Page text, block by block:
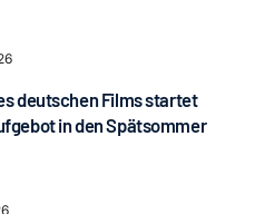
deutschen Films startet
in den Spätsommer